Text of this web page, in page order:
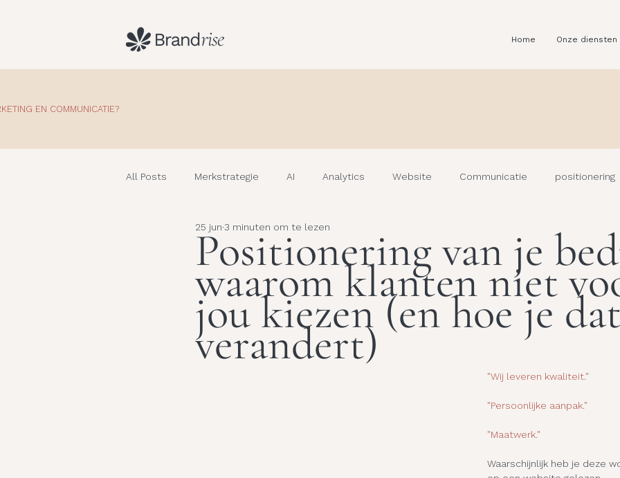
Home Onze diensten
EN COMMUNICATIE?
All Posts Merkstrategie AI Analytics Website Communicatie positionering
MarketingPositionering van je
waarom klanten niet
jou kiezen (en hoe je
verandert)
25 jun 3 minuten om te lezen
"Wij leveren kwaliteit."
"Persoonlijke aanpak."
"Maatwerk."
Waarschijnlijk heb je deze